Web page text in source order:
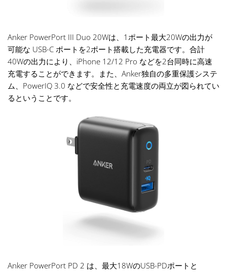
Anker PowerPort III Duo 20Wは、1ポート最大20Wの出力が
可能な USB-C ポートを2ポート搭載した充電器です。合計
40Wの出力により、iPhone 12/12 Pro などを2台同時に高速
充電することができます。また、Anker独自の多重保護システ
ム、PowerIQ 3.0 などで安全性と充電速度の両立が図られてい
るということです。
Anker PowerPort PD 2 は、最大18WのUSB-PDポートと